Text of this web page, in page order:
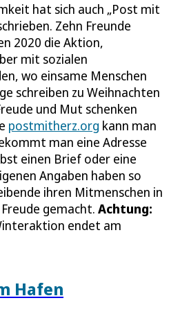
hat sich auch „Post mit
Zehn Freunde
2020 die Aktion,
mit sozialen
wo einsame Menschen
schreiben zu Weihnachten
und Mut schenken
postmitherz.org kann man
man eine Adresse
einen Brief oder eine
Angaben haben so
ihren Mitmenschen in
gemacht. Achtung:
endet am
Hafen